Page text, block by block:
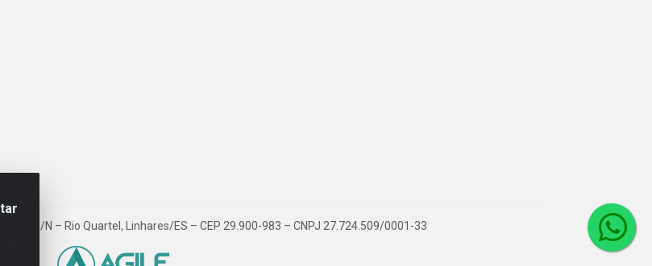
163, S/N – Rio Quartel, Linhares/ES – CEP 29.900-983 – CNPJ 27.724.509/0001-33